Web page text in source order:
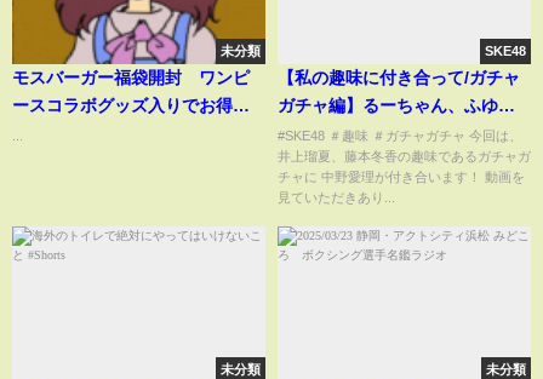
未分類
モスバーガー福袋開封 ワンピ
ースコラボグッズ入りでお得で
SKE48
【私の趣味に付き合って/ガチャ
ガチャ編】るーちゃん、ふゆっ
ぴの趣味にらぶりんが付き合い
ます
#SKE48 ＃趣味 ＃ガチャガチャ 今回は、
井上瑠夏、藤本冬香の趣味であるガチャガ
チャに 中野愛理が付き合います！ 動画を
見ていただきあり...
未分類 未分類